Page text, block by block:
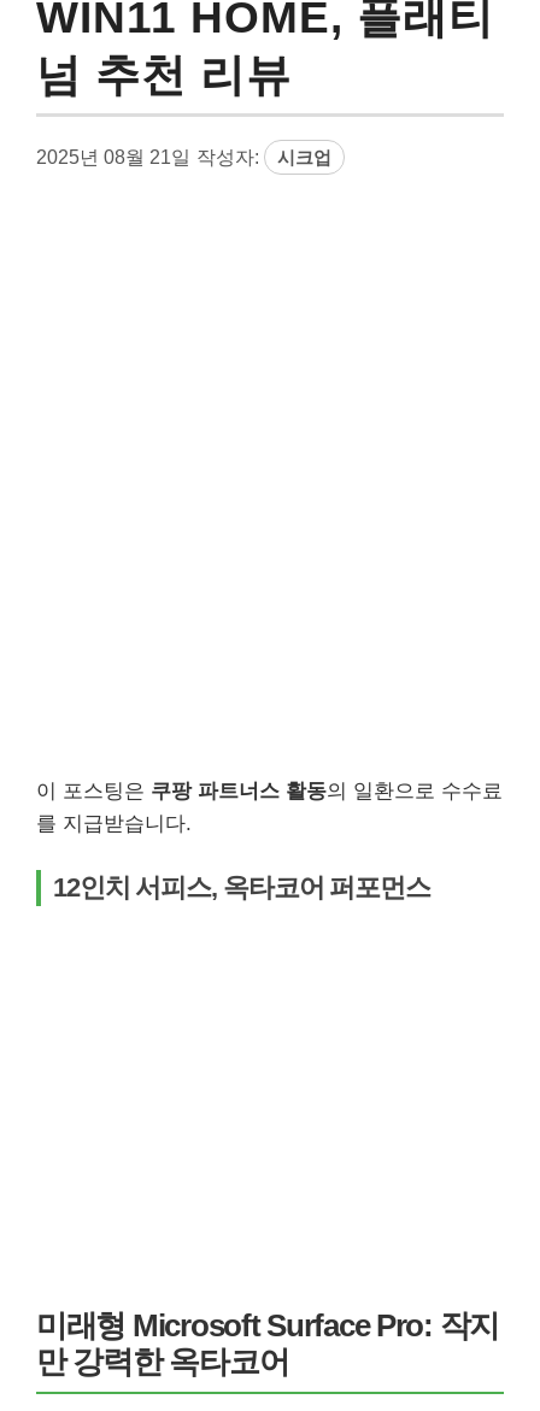
WIN11 HOME, 플래티
넘 추천 리뷰
2025년 08월 21일 작성자: 시크업
이 포스팅은 쿠팡 파트너스 활동의 일환으로 수수료
를 지급받습니다.
12인치 서피스, 옥타코어 퍼포먼스
미래형 Microsoft Surface Pro: 작지
만 강력한 옥타코어